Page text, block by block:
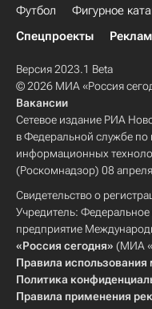
Футбол Фигурное
Спецпроекты
Версия 2023.1 Beta
© 2026 МИА «Россия
Вакансии
Сетевое издание РИА
в Федеральной службе по
информационных
(Роскомнадзор) 08
Свидетельство о
Учредитель: Федеральное
предприятие
«Россия сегодня» (МИА
Правила использования
Политика
Правила применения